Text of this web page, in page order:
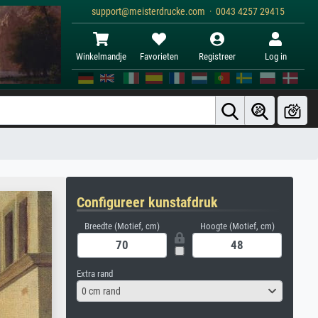
support@meisterdrucke.com · 0043 4257 29415
Winkelmandje Favorieten Registreer Log in
Configureer kunstafdruk
Breedte (Motief, cm) Hoogte (Motief, cm)
Extra rand
0 cm rand